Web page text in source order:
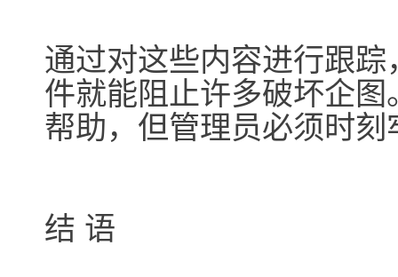
通过对这些内容进行跟
件就能阻止许多破坏企
帮助，但管理员必须时
结 语